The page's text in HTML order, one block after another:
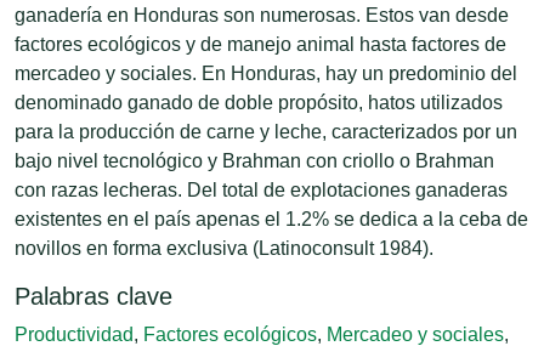
ganadería en Honduras son numerosas. Estos van desde
factores ecológicos y de manejo animal hasta factores de
mercadeo y sociales. En Honduras, hay un predominio del
denominado ganado de doble propósito, hatos utilizados
para la producción de carne y leche, caracterizados por un
bajo nivel tecnológico y Brahman con criollo o Brahman
con razas lecheras. Del total de explotaciones ganaderas
existentes en el país apenas el 1.2% se dedica a la ceba de
novillos en forma exclusiva (Latinoconsult 1984).
Palabras clave
Productividad, Factores ecológicos, Mercadeo y sociales,